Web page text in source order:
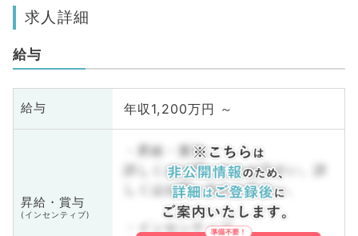
求人詳細
給与
給与 年収1,200万円 ～
昇給・賞与
(インセンティブ)
・昇給・賞与
詳しくはお問い合わせ下さい。詳
しくはお問い合わせ下さい。
・インセンティブ